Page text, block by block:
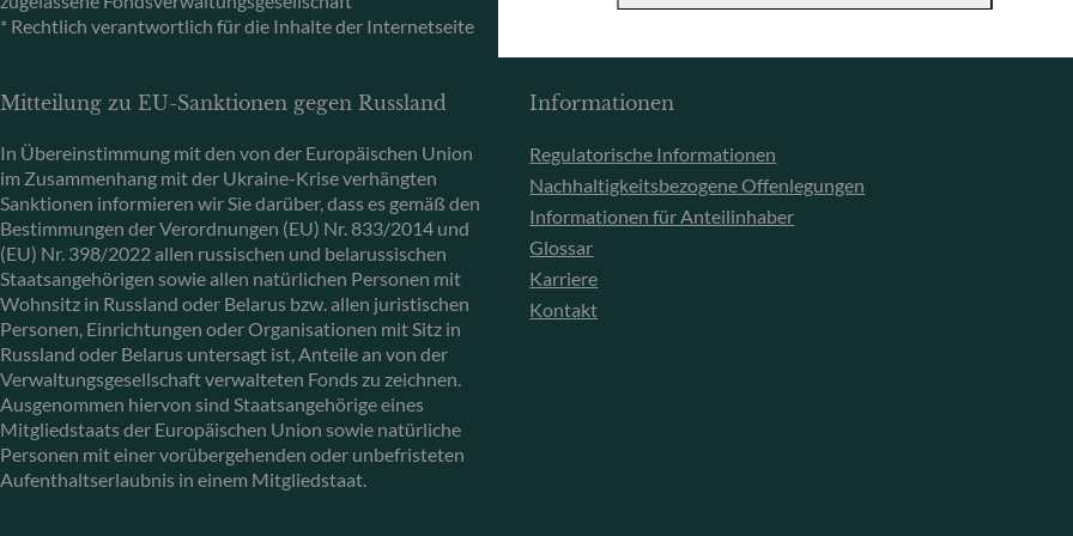
* Rechtlich verantwortlich für die Inhalte der Internetseite
Mitteilung zu EU-Sanktionen gegen Russland
In Übereinstimmung mit den von der Europäischen Union
im Zusammenhang mit der Ukraine-Krise verhängten
Sanktionen informieren wir Sie darüber, dass es gemäß den
Bestimmungen der Verordnungen (EU) Nr. 833/2014 und
(EU) Nr. 398/2022 allen russischen und belarussischen
Staatsangehörigen sowie allen natürlichen Personen mit
Wohnsitz in Russland oder Belarus bzw. allen juristischen
Personen, Einrichtungen oder Organisationen mit Sitz in
Russland oder Belarus untersagt ist, Anteile an von der
Verwaltungsgesellschaft verwalteten Fonds zu zeichnen.
Ausgenommen hiervon sind Staatsangehörige eines
Mitgliedstaats der Europäischen Union sowie natürliche
Personen mit einer vorübergehenden oder unbefristeten
Aufenthaltserlaubnis in einem Mitgliedstaat.
Informationen
Regulatorische Informationen
Nachhaltigkeitsbezogene Offenlegungen
Informationen für Anteilinhaber
Glossar
Karriere
Kontakt